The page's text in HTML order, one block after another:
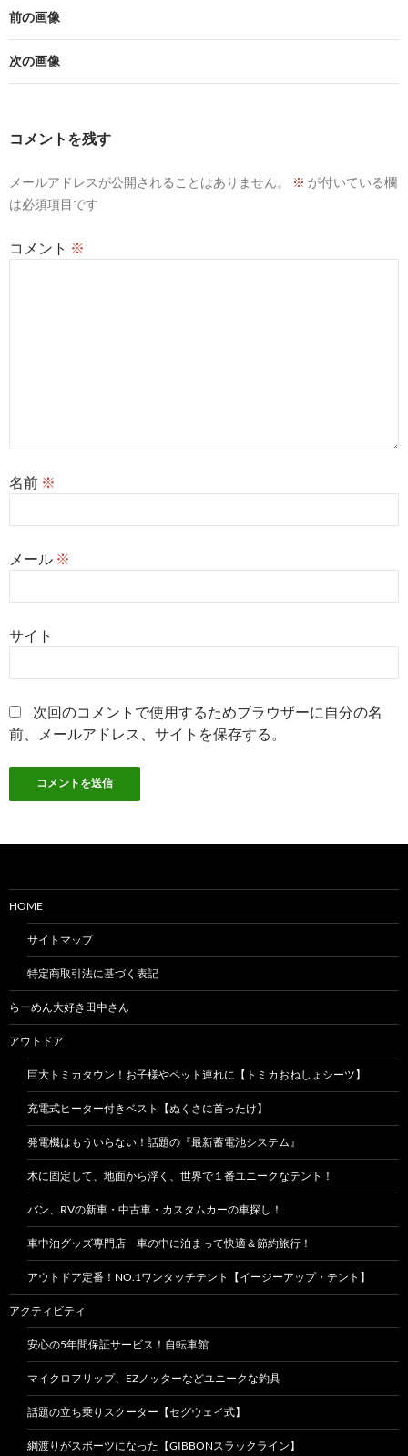
前の画像
次の画像
コメントを残す
メールアドレスが公開されることはありません。 ※ が付いている欄
は必須項目です
コメント ※
名前 ※
メール ※
サイト
次回のコメントで使用するためブラウザーに自分の名
前、メールアドレス、サイトを保存する。
HOME
サイトマップ
特定商取引法に基づく表記
らーめん大好き田中さん
アウトドア
巨大トミカタウン！お子様やペット連れに【トミカおねしょシーツ】
充電式ヒーター付きベスト【ぬくさに首ったけ】
発電機はもういらない！話題の『最新蓄電池システム』
木に固定して、地面から浮く、世界で１番ユニークなテント！
バン、RVの新車・中古車・カスタムカーの車探し！
車中泊グッズ専門店 車の中に泊まって快適＆節約旅行！
アウトドア定番！NO.1ワンタッチテント【イージーアップ・テント】
アクティビティ
安心の5年間保証サービス！自転車館
マイクロフリップ、EZノッターなどユニークな釣具
話題の立ち乗りスクーター【セグウェイ式】
綱渡りがスポーツになった【GIBBONスラックライン】